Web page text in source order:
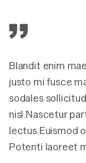
Blandit enim
justo mi fusce
sodales
nisl.Nascetur
lectus.Euismod
Potenti laoreet